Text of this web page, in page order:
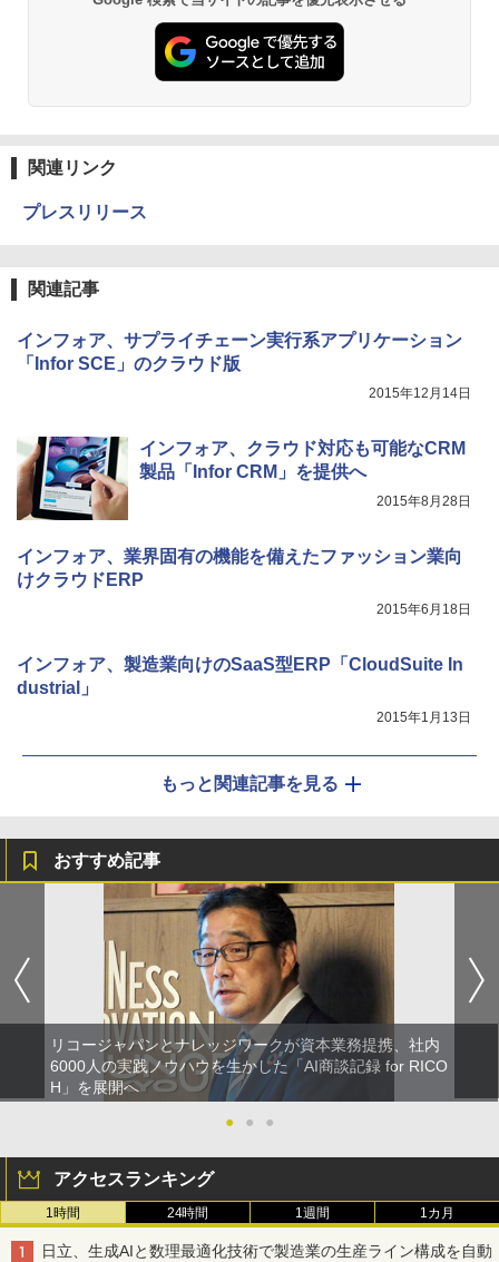
関連リンク
プレスリリース
関連記事
インフォア、サプライチェーン実行系アプリケーション
「Infor SCE」のクラウド版
2015年12月14日
インフォア、クラウド対応も可能なCRM
製品「Infor CRM」を提供へ
2015年8月28日
インフォア、業界固有の機能を備えたファッション業向
けクラウドERP
2015年6月18日
インフォア、製造業向けのSaaS型ERP「CloudSuite In
dustrial」
2015年1月13日
もっと関連記事を見る
おすすめ記事
リコージャパンとナレッジワークが資本業務提携、社内
6000人の実践ノウハウを生かした「AI商談記録 for RICO
H」を展開へ
●
● ●
アクセスランキング
1時間 24時間 1週間 1カ月
日立、生成AIと数理最適化技術で製造業の生産ライン構成を自動